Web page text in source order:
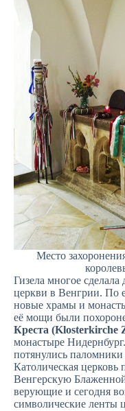
Место
Гизела многое сделала
церкви в Венгрии. По
новые храмы и
её мощи были
Креста (Klosterkirche
монастыре
потянулись
Католическая церковь
Венгерскую
верующие и сегодня
символические ленты